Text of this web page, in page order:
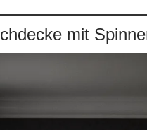
mit